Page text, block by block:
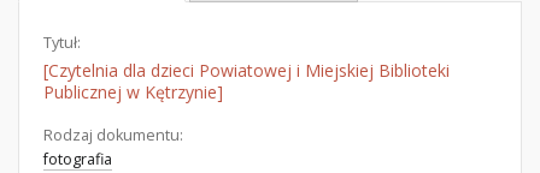
Tytuł:
[Czytelnia dla dzieci Powiatowej i Miejskiej Biblioteki
Publicznej w Kętrzynie]
Rodzaj dokumentu:
fotografia